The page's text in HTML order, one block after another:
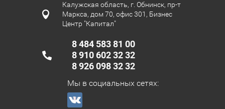
Калужская область, г. Обнинск, пр-т
Маркса, дом 70, офис 301, Бизнес
Центр "Капитал"
8 484 583 81 00
8 910 602 32 32
8 926 098 32 32
Мы в социальных сетях: